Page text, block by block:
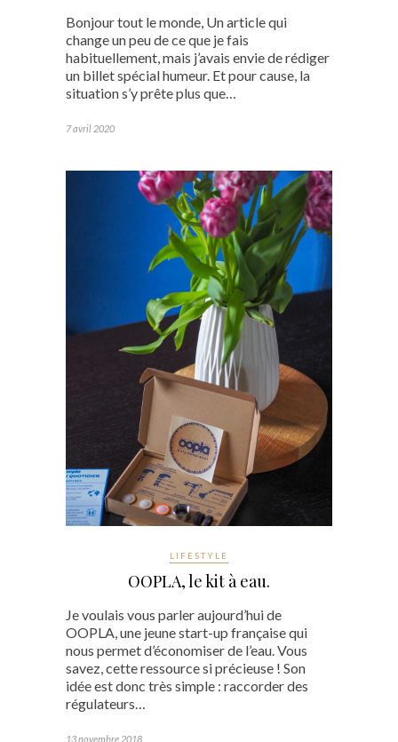
Bonjour tout le monde, Un article qui
change un peu de ce que je fais
habituellement, mais j’avais envie de rédiger
un billet spécial humeur. Et pour cause, la
situation s’y prête plus que…
7 avril 2020
LIFESTYLE
OOPLA, le kit à eau.
Je voulais vous parler aujourd’hui de
OOPLA, une jeune start-up française qui
nous permet d’économiser de l’eau. Vous
savez, cette ressource si précieuse ! Son
idée est donc très simple : raccorder des
régulateurs…
13 novembre 2018